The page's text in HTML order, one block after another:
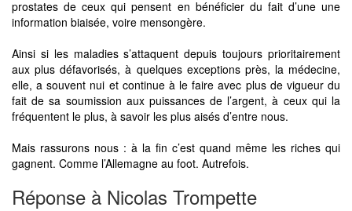
prostates de ceux qui pensent en bénéficier du fait d’une une
information biaisée, voire mensongère.
Ainsi si les maladies s’attaquent depuis toujours prioritairement
aux plus défavorisés, à quelques exceptions près, la médecine,
elle, a souvent nui et continue à le faire avec plus de vigueur du
fait de sa soumission aux puissances de l’argent, à ceux qui la
fréquentent le plus, à savoir les plus aisés d’entre nous.
Mais rassurons nous : à la fin c’est quand même les riches qui
gagnent. Comme l’Allemagne au foot. Autrefois.
Réponse à Nicolas Trompette